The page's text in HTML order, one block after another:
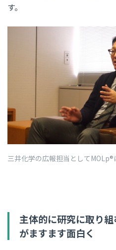
す。
三井化学の広報担当として
主体的に研究に取り
がますます面白く